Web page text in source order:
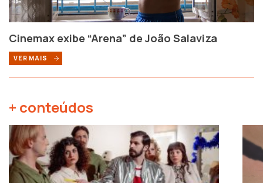
Cinemax exibe “Arena” de João Salaviza
VER MAIS
+ conteúdos